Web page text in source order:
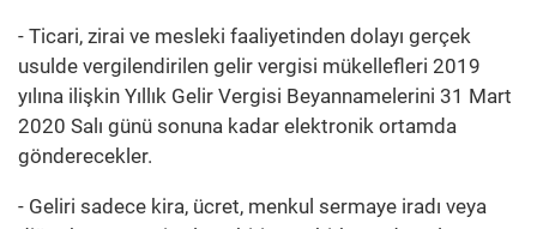
- Ticari, zirai ve mesleki faaliyetinden dolayı gerçek
usulde vergilendirilen gelir vergisi mükellefleri 2019
yılına ilişkin Yıllık Gelir Vergisi Beyannamelerini 31 Mart
2020 Salı günü sonuna kadar elektronik ortamda
gönderecekler.
- Geliri sadece kira, ücret, menkul sermaye iradı veya